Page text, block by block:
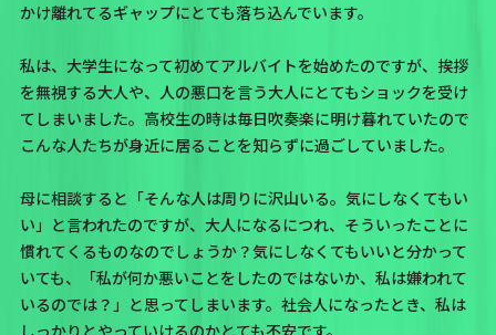
かけ離れてるギャップにとても落ち込んでいます。
私は、大学生になって初めてアルバイトを始めたのですが、挨拶
を無視する大人や、人の悪口を言う大人にとてもショックを受け
てしまいました。高校生の時は毎日吹奏楽に明け暮れていたので
こんな人たちが身近に居ることを知らずに過ごしていました。
母に相談すると「そんな人は周りに沢山いる。気にしなくてもい
い」と言われたのですが、大人になるにつれ、そういったことに
慣れてくるものなのでしょうか？気にしなくてもいいと分かって
いても、「私が何か悪いことをしたのではないか、私は嫌われて
いるのでは？」と思ってしまいます。社会人になったとき、私は